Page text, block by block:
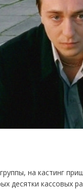
на кастинг
десятки кассовых